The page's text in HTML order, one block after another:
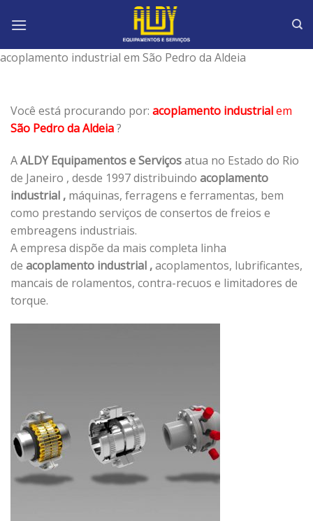
acoplamento industrial em São Pedro da Aldeia
Você está procurando por: acoplamento industrialem
São Pedro da Aldeia?
AALDY Equipamentos e Serviçosatua no Estado do Rio
de Janeiro , desde 1997 distribuindo acoplamento
industrial , máquinas, ferragens e ferramentas, bem
como prestando serviços de consertos de freios e
embreagens industriais.
A empresa dispõe da mais completa linha
de acoplamento industrial ,acoplamentos, lubrificantes,
mancais de rolamentos, contra-recuos e limitadores de
torque.